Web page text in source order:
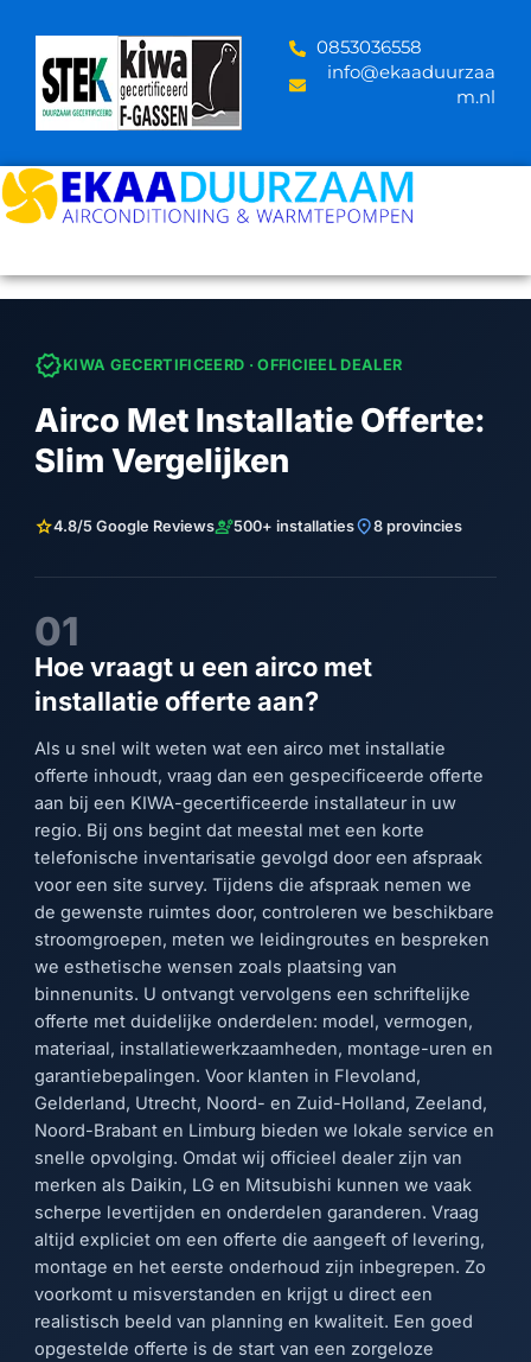
content
‪0853036558
info@ekaaduurzaa
m.nl
verifiedKIWA GECERTIFICEERD · OFFICIEEL DEALER
Airco Met Installatie Offerte:
Slim Vergelijken
star4.8/5 Google Reviewsengineering500+ installatieslocation_on8 provincies
01
Hoe vraagt u een airco met
installatie offerte aan?
Als u snel wilt weten wat een airco met installatie
offerte inhoudt, vraag dan een gespecificeerde offerte
aan bij een KIWA-gecertificeerde installateur in uw
regio. Bij ons begint dat meestal met een korte
telefonische inventarisatie gevolgd door een afspraak
voor een site survey. Tijdens die afspraak nemen we
de gewenste ruimtes door, controleren we beschikbare
stroomgroepen, meten we leidingroutes en bespreken
we esthetische wensen zoals plaatsing van
binnenunits. U ontvangt vervolgens een schriftelijke
offerte met duidelijke onderdelen: model, vermogen,
materiaal, installatiewerkzaamheden, montage-uren en
garantiebepalingen. Voor klanten in Flevoland,
Gelderland, Utrecht, Noord- en Zuid-Holland, Zeeland,
Noord-Brabant en Limburg bieden we lokale service en
snelle opvolging. Omdat wij officieel dealer zijn van
merken als Daikin, LG en Mitsubishi kunnen we vaak
scherpe levertijden en onderdelen garanderen. Vraag
altijd expliciet om een offerte die aangeeft of levering,
montage en het eerste onderhoud zijn inbegrepen. Zo
voorkomt u misverstanden en krijgt u direct een
realistisch beeld van planning en kwaliteit. Een goed
opgestelde offerte is de start van een zorgeloze